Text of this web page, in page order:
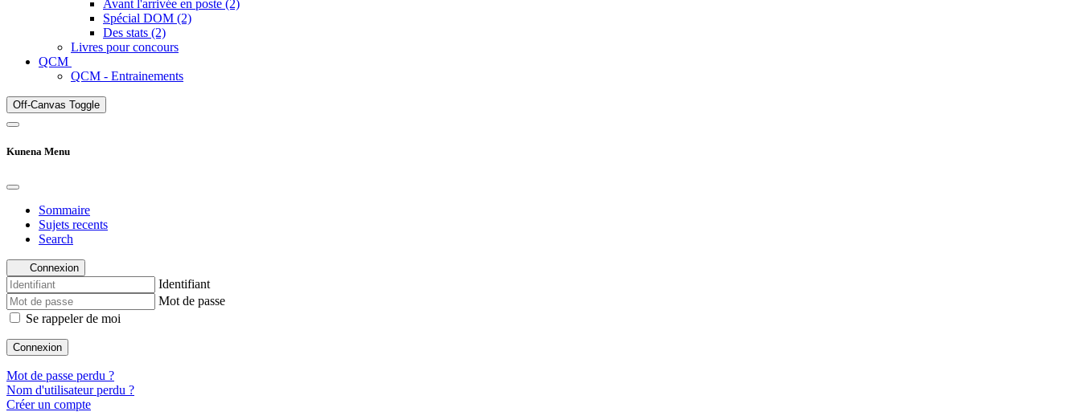
Avant l'arrivée en poste (2)
Spécial DOM (2)
Des stats (2)
Livres pour concours
QCM
QCM - Entrainements
Off-Canvas Toggle
Kunena Menu
Sommaire
Sujets recents
Search
Connexion
Identifiant
Mot de passe
Se rappeler de moi
Connexion
Mot de passe perdu ?
Nom d'utilisateur perdu ?
Créer un compte